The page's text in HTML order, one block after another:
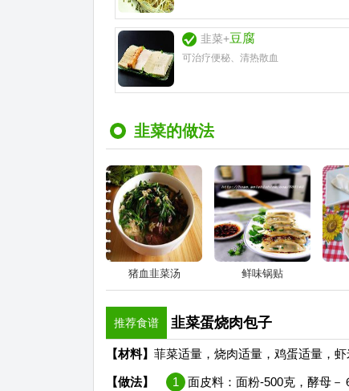
韭菜+豆腐
可治疗便秘、清热散血
韭菜的做法
猪血韭菜汤 鲜味锅贴
推荐食谱 韭菜蛋烧肉包子
【材料】 菲菜适量，烧肉适量，鸡蛋适量，
【做法】 1 面皮料：面粉-500克，酵母